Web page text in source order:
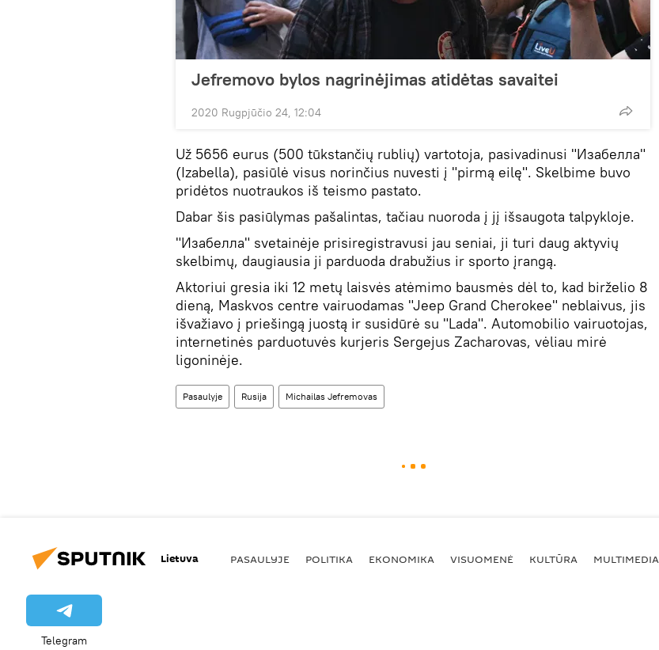
Jefremovo bylos nagrinėjimas atidėtas savaitei
2020 Rugpjūčio 24, 12:04
Už 5656 eurus (500 tūkstančių rublių) vartotoja, pasivadinusi "Изабелла"
(Izabella), pasiūlė visus norinčius nuvesti į "pirmą eilę". Skelbime buvo
pridėtos nuotraukos iš teismo pastato.
Dabar šis pasiūlymas pašalintas, tačiau nuoroda į jį išsaugota talpykloje.
"Изабелла" svetainėje prisiregistravusi jau seniai, ji turi daug aktyvių
skelbimų, daugiausia ji parduoda drabužius ir sporto įrangą.
Aktoriui gresia iki 12 metų laisvės atėmimo bausmės dėl to, kad birželio 8
dieną, Maskvos centre vairuodamas "Jeep Grand Cherokee" neblaivus, jis
išvažiavo į priešingą juostą ir susidūrė su "Lada". Automobilio vairuotojas,
internetinės parduotuvės kurjeris Sergejus Zacharovas, vėliau mirė
ligoninėje.
Pasaulyje Rusija Michailas Jefremovas
Lietuva PASAULYJE POLITIKA EKONOMIKA VISUOMENĖ KULTŪRA MULTIMEDIA
Telegram